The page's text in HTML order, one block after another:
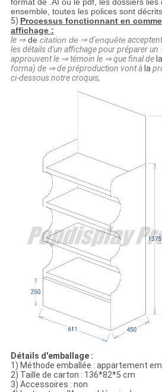
format de .AI ou le pdf, les dossiers liés
ensemble, toutes les polices sont décrits
5) Processus fonctionnant en
affichage :
le ⇒de citation de⇒ d'enquête
les détails d'un affichage pour préparer
approuvent le ⇒ témoin le ⇒ que final dela
forma) de ⇒ de préproduction vont àla
ci-dessous notre croquis,
Détails d'emballage :
1) Méthode emballée : appartement
2) Taille de carton : 136*82*5 cm
3) Accessoires : non